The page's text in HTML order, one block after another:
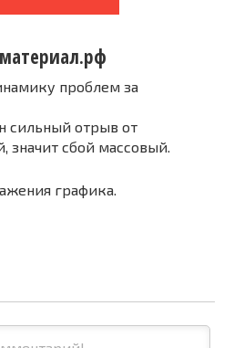
проблем за
сильный отрыв от
сбой массовый.
графика.